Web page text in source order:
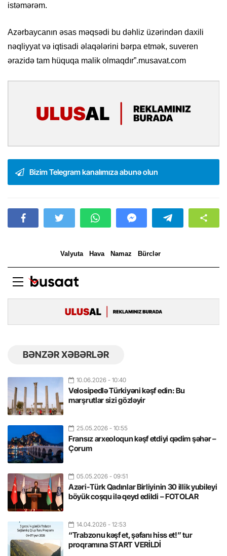
istəmərəm.
Azərbaycanın əsas məqsədi bu dəhliz üzərindən daxili
nəqliyyat və iqtisadi əlaqələrini bərpa etmək, suveren
ərazidə tam hüquqa malik olmaqdır”.musavat.com
Bizim Telegram kanalımıza abunə olun
BƏNZƏR XƏBƏRLƏR
10.06.2026 - 10:40
Velosipedlə Türkiyəni kəşf edin: Bu
marşrutlar sizi gözləyir
25.05.2026 - 10:55
Fransız arxeoloqun kəşf etdiyi qədim şəhər –
Çorum
05.05.2026 - 09:51
Azəri-Türk Qadınlar Birliyinin 30 illik yubileyi
böyük coşqu ilə qeyd edildi – FOTOLAR
14.04.2026 - 12:53
“Trabzonu kəşf et, şəfanı hiss et!” tur
proqramına START VERİLDİ